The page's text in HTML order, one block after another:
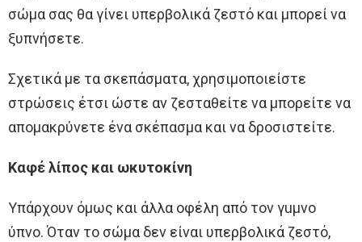
σώμα σας θα γίνει υπερβολικά ζεστό και μπορεί να
ξυπνήσετε.
Σχετικά με τα σκεπάσματα, χρησιμοποιείστε
στρώσεις έτσι ώστε αν ζεσταθείτε να μπορείτε να
απομακρύνετε ένα σκέπασμα και να δροσιστείτε.
Καφέ λίπος και ωκυτοκίνη
Υπάρχουν όμως και άλλα οφέλη από τον γuμvo
ύπνο. Όταν το σώμα δεν είναι υπερβολικά ζεστό,